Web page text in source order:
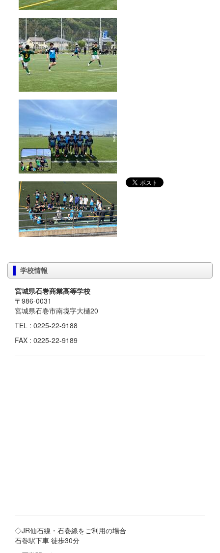
学校情報
宮城県石巻商業高等学校
〒986-0031
宮城県石巻市南境字大樋20
TEL : 0225-22-9188
FAX : 0225-22-9189
◇JR仙石線・石巻線をご利用の場合
石巻駅下車 徒歩30分